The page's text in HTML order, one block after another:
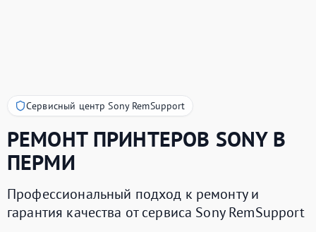
Сервисный центр Sony RemSupport
РЕМОНТ ПРИНТЕРОВ SONYВ
ПЕРМИ
Профессиональный подход к ремонту и
гарантия качества от сервиса Sony RemSupport